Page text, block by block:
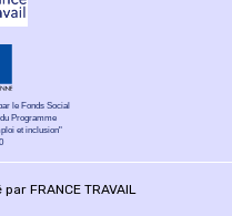
le Fonds Social
Programme
et inclusion"
FRANCE TRAVAIL